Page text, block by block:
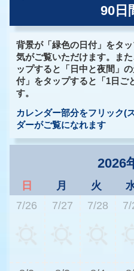
90日
背景が「緑色の日付」をタ
気がご覧いただけます。ま
ップすると「日中と夜間」
付」をタップすると「1日ご
す。
カレンダー部分をフリック(
ダーがご覧になれます
2026
日 月 火
7/26
7/27 7/28 7/